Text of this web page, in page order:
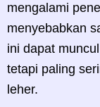
mengalami
menyebabkan
ini dapat
tetapi paling
leher.